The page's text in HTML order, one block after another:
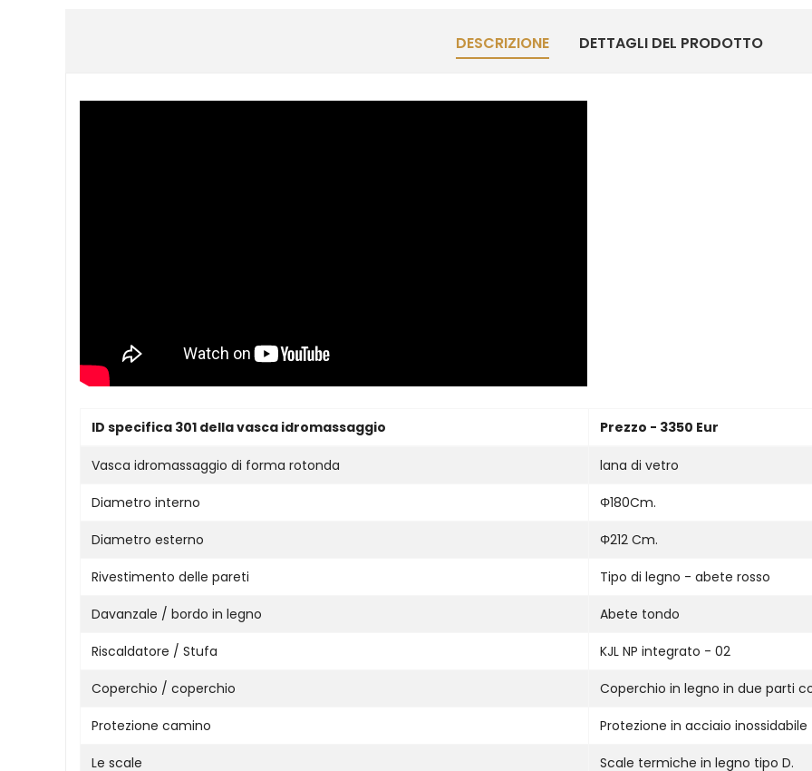
DESCRIZIONE DETTAGLI DEL PRODOTTO
ID specifica 301 della vasca idromassaggio Prezzo - 3350 Eur
Vasca idromassaggio di forma rotonda lana di vetro
Diametro interno Φ180Cm.
Diametro esterno Φ212 Cm.
Rivestimento delle pareti Tipo di legno - abete rosso
Davanzale / bordo in legno Abete tondo
Riscaldatore / Stufa KJL NP integrato - 02
Coperchio / coperchio Coperchio in legno in due parti
Protezione camino Protezione in acciaio inossidabile
Le scale Scale termiche in legno tipo D.